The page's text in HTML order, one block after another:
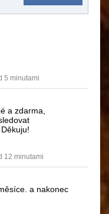
5 minutami
a zdarma,
Děkuju!
12 minutami
a nakonec